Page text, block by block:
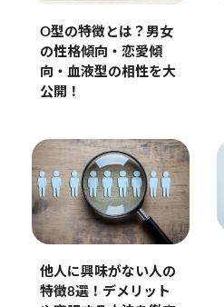
O型の特徴とは？男女
の性格傾向・恋愛傾
向・血液型の相性を大
公開！
他人に興味がない人の
特徴8選！デメリット